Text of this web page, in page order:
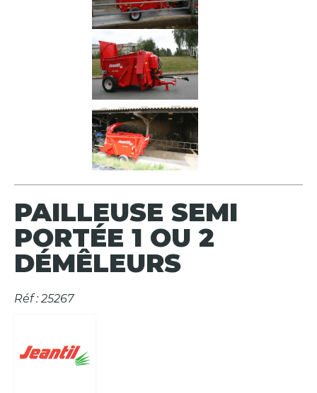
PAILLEUSE SEMI
PORTÉE 1 OU 2
DÉMÊLEURS
Réf : 25267